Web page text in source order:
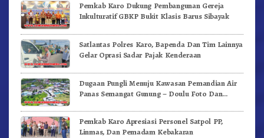
Pemkab Karo Dukung Pembangunan Gereja
Inkulturatif GBKP Bukit Klasis Barus Sibayak
Satlantas Polres Karo, Bapenda Dan Tim Lainnya
Gelar Oprasi Sadar Pajak Kenderaan
Dugaan Pungli Menuju Kawasan Pemandian Air
Panas Semangat Gunung – Doulu Foto Dan
Pemkab Karo Apresiasi Personel Satpol PP,
Linmas, Dan Pemadam Kebakaran